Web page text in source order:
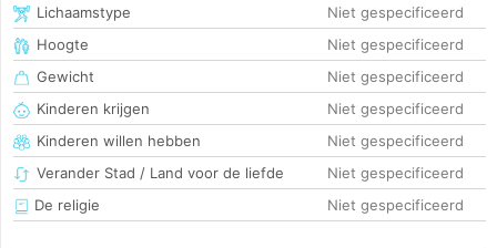
Lichaamstype
Niet gespecificeerd
Hoogte
Niet gespecificeerd
Gewicht
Niet gespecificeerd
Kinderen krijgen
Niet gespecificeerd
Kinderen willen hebben
Niet gespecificeerd
Verander Stad / Land voor de liefde
Niet gespecificeerd
De religie
Niet gespecificeerd